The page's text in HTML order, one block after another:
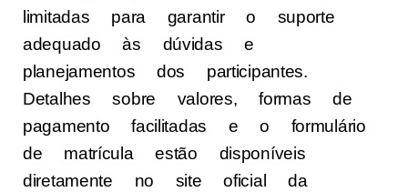
limitadas para garantir o suporte
adequado às dúvidas e
planejamentos dos participantes.
Detalhes sobre valores, formas de
pagamento facilitadas e o formulário
de matrícula estão disponíveis
diretamente no site oficial da